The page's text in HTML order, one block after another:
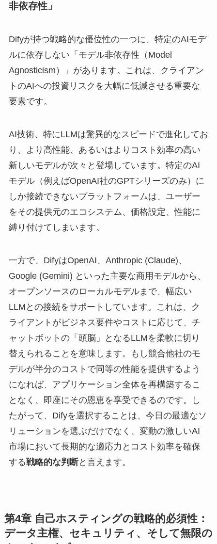
非依存性」
Difyが持つ戦略的な優位性の一つに、特定のAIモデ
ルに依存しない「モデル非依存性（Model
Agnosticism）」があります。これは、クライアン
トのAIへの投資リスクを大幅に低減させる重要な
要素です。
AI技術、特にLLMは驚異的なスピードで進化してお
り、より高性能、あるいはよりコスト効率の高い
新しいモデルが次々と登場しています。特定のAI
モデル（例えばOpenAI社のGPTシリーズのみ）に
しか接続できないプラットフォームは、ユーザー
をその提供元のエコシステム、価格設定、性能に
縛り付けてしまいます。
一方で、DifyはOpenAI、Anthropic (Claude)、
Google (Gemini) といった主要な商用モデルから、
オープンソースのローカルモデルまで、幅広い
LLMとの接続をサポートしています。これは、ク
ライアントがビジネス要件やコストに応じて、チ
ャットボットの「頭脳」となるLLMを柔軟に切り
替えられることを意味します。もし競合他社のモ
デルが半分のコストで同等の性能を提供するよう
になれば、アプリケーション全体を再構築するこ
となく、即座にその恩恵を享受できるのです。し
たがって、Difyを選択することは、今日の最適なソ
リューションを選ぶだけでなく、変動の激しいAI
市場において長期的な適応力とコスト効率を確保
する戦略的な判断と言えます。
第4章 自己ホスティングの戦略的必須性：
データ主権、セキュリティ、そして無限の